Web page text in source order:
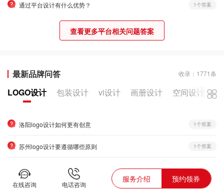
通过平台设计有什么优势？ 1个答案
查看更多平台相关问题答案
最新品牌问答 收录：1771条
LOGO设计 包装设计 vi设计 画册设计 空间设计
洛阳logo设计如何更有创意 1个答案
苏州logo设计要遵循哪些原则 1个答案
海口logo设计公司的优点有哪些 1个答案
河源logo设计应该找什么类型的设计公司 1个答案
在线咨询 电话咨询
服务介绍 预约领券